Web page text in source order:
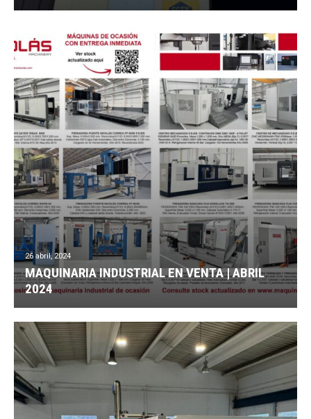
26 abril, 2024
MAQUINARIA INDUSTRIAL EN VENTA | ABRIL
2024